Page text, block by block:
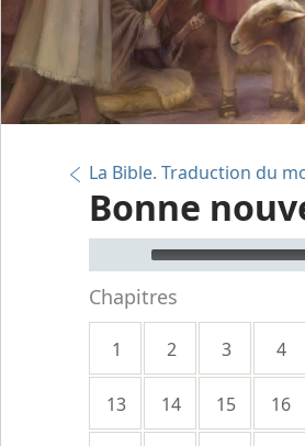
La Bible. Traduction du
Bonne
Audio Player
Chapitres
1 2 3 4
13 14 15 16